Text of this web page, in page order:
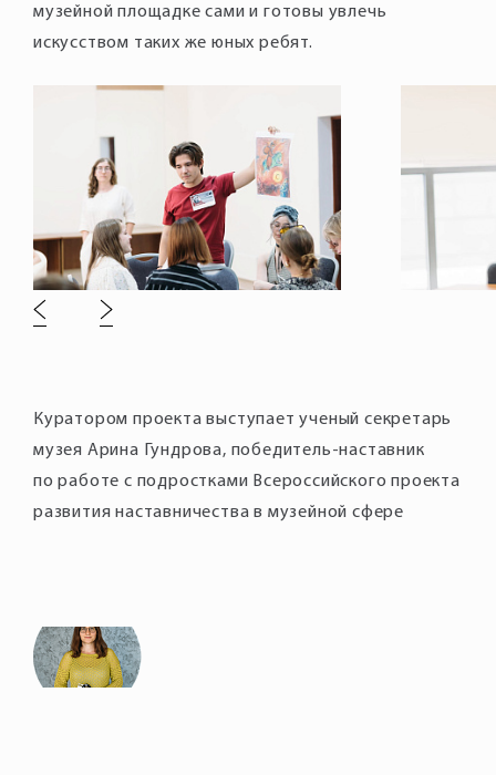
музейной площадке сами и готовы увлечь
искусством таких же юных ребят.
Куратором проекта выступает ученый секретарь
музея Арина Гундрова, победитель-наставник
по работе с подростками Всероссийского проекта
развития наставничества в музейной сфере